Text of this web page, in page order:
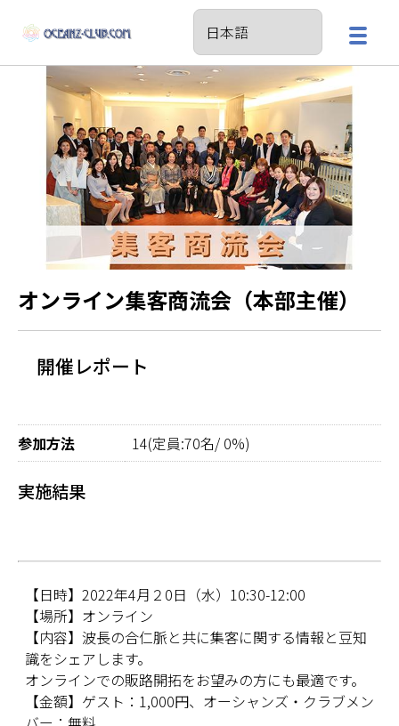
オンライン集客商流会（本部主催）
開催レポート
参加方法 14(定員:70名/ 0%)
実施結果
【日時】2022年4月２0日（水）10:30-12:00
【場所】オンライン
【内容】波長の合仁脈と共に集客に関する情報と豆知
識をシェアします。
オンラインでの販路開拓をお望みの方にも最適です。
【金額】ゲスト：1,000円、オーシャンズ・クラブメン